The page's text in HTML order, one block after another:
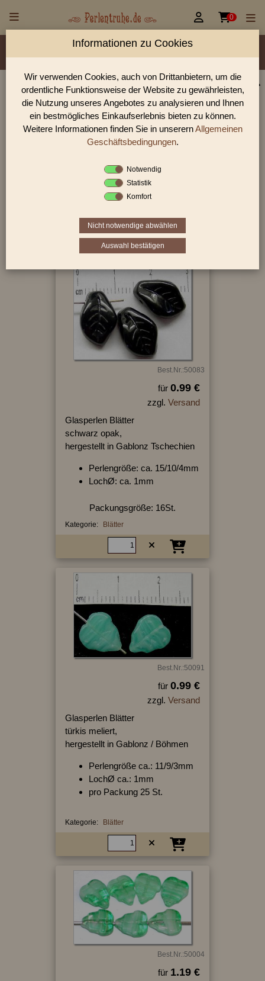
 0
Material/Glassorte Sorte/Form Farbe
Größen
Lochdurchmesser
Perlen Shop für gedrückte Perlen Blüten & Blätter
In unserem Perlen Shop finden sie zahlreich gedrückte Perlen
Blüten & Blätter und viele weiter Glasperlen.
Sie befinden sich in folgender Kategorie:
gedrückte Perlen|Blüten & Blätter
Best.Nr.:50083
für 0.99 €
zzgl. Versand
Glasperlen Blätter
schwarz opak,
hergestellt in Gablonz Tschechien
Perlengröße: ca. 15/10/4mm
LochØ: ca. 1mm
Packungsgröße: 16St.
Kategorie: Blätter
Best.Nr.:50091
für 0.99 €
zzgl. Versand
Glasperlen Blätter
türkis meliert,
hergestellt in Gablonz / Böhmen
Perlengröße ca.: 11/9/3mm
LochØ ca.: 1mm
pro Packung 25 St.
Kategorie: Blätter
Best.Nr.:50004
für 1.19 €
Informationen zu Cookies
Wir verwenden Cookies, auch von Drittanbietern, um die
ordentliche Funktionsweise der Website zu gewährleisten,
die Nutzung unseres Angebotes zu analysieren und Ihnen
ein bestmögliches Einkaufserlebnis bieten zu können.
Weitere Informationen finden Sie in unserernAllgemeinen
Geschäftsbedingungen.
Notwendig
Statistik
Komfort
Nicht notwendige abwählen
Auswahl bestätigen